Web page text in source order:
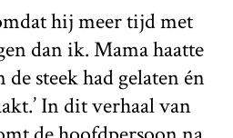
hij meer tijd met
dan ik. Mama haatte
steek had gelaten én
In dit verhaal van